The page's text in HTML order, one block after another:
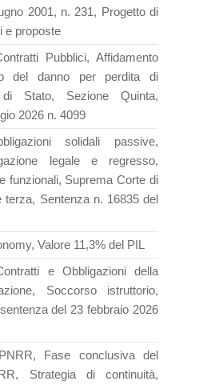
2001, n. 231, Progetto di
e proposte
Pubblici, Affidamento
del danno per perdita di
Stato, Sezione Quinta,
2026 n. 4099
solidali passive,
legale e regresso,
funzionali, Suprema Corte di
terza, Sentenza n. 16835 del
Valore 11,3% del PIL
e Obbligazioni della
Soccorso istruttorio,
del 23 febbraio 2026
Fase conclusiva del
Strategia di continuità,